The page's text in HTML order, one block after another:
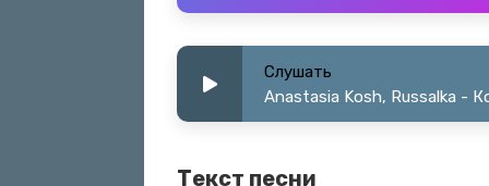
Слушать
Anastasia Kosh, Russalka -
Текст песни